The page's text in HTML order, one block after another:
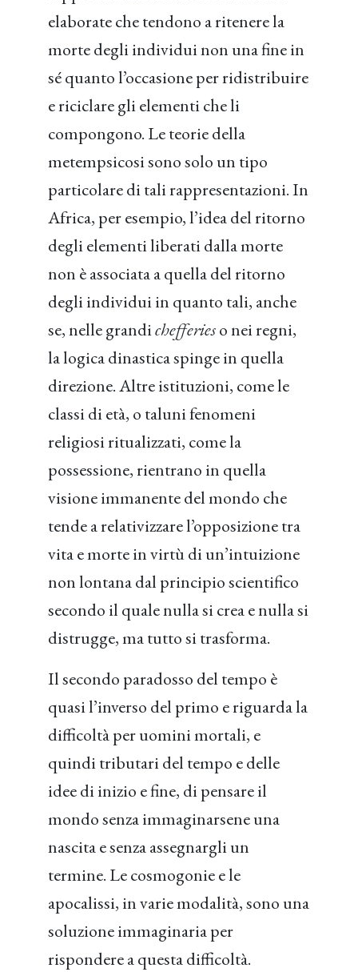
elaborate che tendono a ritenere la
morte degli individui non una fine in
sé quanto l’occasione per ridistribuire
e riciclare gli elementi che li
compongono. Le teorie della
metempsicosi sono solo un tipo
particolare di tali rappresentazioni. In
Africa, per esempio, l’idea del ritorno
degli elementi liberati dalla morte
non è associata a quella del ritorno
degli individui in quanto tali, anche
se, nelle grandichefferieso nei regni,
la logica dinastica spinge in quella
direzione. Altre istituzioni, come le
classi di età, o taluni fenomeni
religiosi ritualizzati, come la
possessione, rientrano in quella
visione immanente del mondo che
tende a relativizzare l’opposizione tra
vita e morte in virtù di un’intuizione
non lontana dal principio scientifico
secondo il quale nulla si crea e nulla si
distrugge, ma tutto si trasforma.
Il secondo paradosso del tempo è
quasi l’inverso del primo e riguarda la
difficoltà per uomini mortali, e
quindi tributari del tempo e delle
idee di inizio e fine, di pensare il
mondo senza immaginarsene una
nascita e senza assegnargli un
termine. Le cosmogonie e le
apocalissi, in varie modalità, sono una
soluzione immaginaria per
rispondere a questa difficoltà.